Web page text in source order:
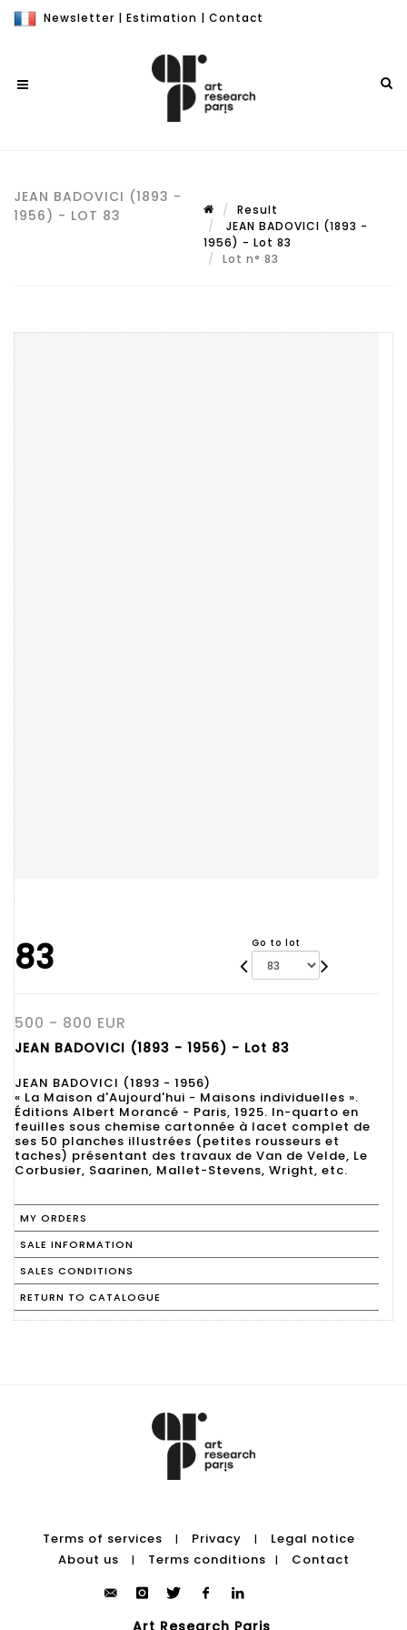
Newsletter | Estimation | Contact
JEAN BADOVICI (1893 -
1956) - LOT 83
Result
JEAN BADOVICI (1893 -
1956) - Lot 83
Lot n° 83
83 Go to lot
500 - 800 EUR
JEAN BADOVICI (1893 - 1956) - Lot 83
JEAN BADOVICI (1893 - 1956)
« La Maison d'Aujourd'hui - Maisons individuelles ».
Éditions Albert Morancé - Paris, 1925. In-quarto en
feuilles sous chemise cartonnée à lacet complet de
ses 50 planches illustrées (petites rousseurs et
taches) présentant des travaux de Van de Velde, Le
MY ORDERS
SALE INFORMATION
SALES CONDITIONS
RETURN TO CATALOGUE
Terms of services | Privacy |
Legal notice
About us
| Terms conditions | Contact
Art Research Paris